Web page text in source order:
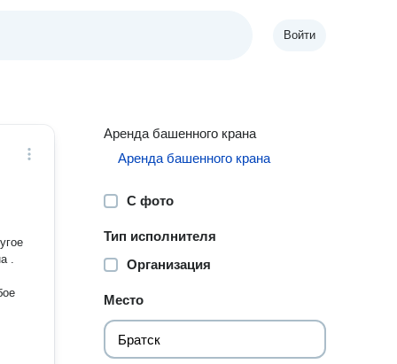
Войти
.
Аренда башенного крана
Аренда башенного крана
С фото
Тип исполнителя
Организация
Место